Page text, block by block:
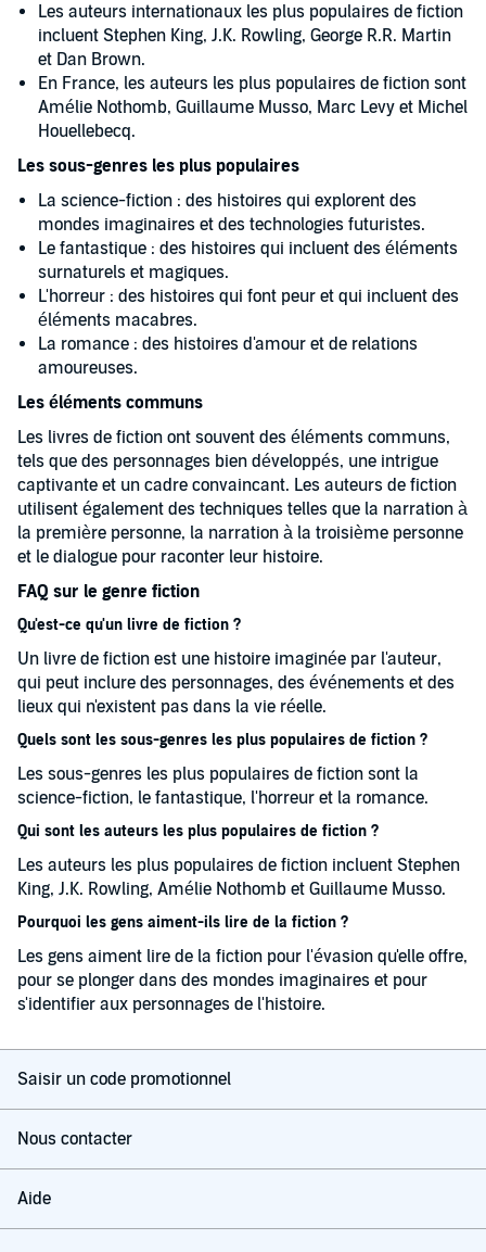
Les auteurs internationaux les plus populaires de fiction
incluent Stephen King, J.K. Rowling, George R.R. Martin
et Dan Brown.
En France, les auteurs les plus populaires de fiction sont
Amélie Nothomb, Guillaume Musso, Marc Levy et Michel
Houellebecq.
Les sous-genres les plus populaires
La science-fiction : des histoires qui explorent des
mondes imaginaires et des technologies futuristes.
Le fantastique : des histoires qui incluent des éléments
surnaturels et magiques.
L'horreur : des histoires qui font peur et qui incluent des
éléments macabres.
La romance : des histoires d'amour et de relations
amoureuses.
Les éléments communs
Les livres de fiction ont souvent des éléments communs,
tels que des personnages bien développés, une intrigue
captivante et un cadre convaincant. Les auteurs de fiction
utilisent également des techniques telles que la narration à
la première personne, la narration à la troisième personne
et le dialogue pour raconter leur histoire.
FAQ sur le genre fiction
Qu'est-ce qu'un livre de fiction ?
Un livre de fiction est une histoire imaginée par l'auteur,
qui peut inclure des personnages, des événements et des
lieux qui n'existent pas dans la vie réelle.
Quels sont les sous-genres les plus populaires de fiction ?
Les sous-genres les plus populaires de fiction sont la
science-fiction, le fantastique, l'horreur et la romance.
Qui sont les auteurs les plus populaires de fiction ?
Les auteurs les plus populaires de fiction incluent Stephen
King, J.K. Rowling, Amélie Nothomb et Guillaume Musso.
Pourquoi les gens aiment-ils lire de la fiction ?
Les gens aiment lire de la fiction pour l'évasion qu'elle offre,
pour se plonger dans des mondes imaginaires et pour
s'identifier aux personnages de l'histoire.
Saisir un code promotionnel
Nous contacter
Aide